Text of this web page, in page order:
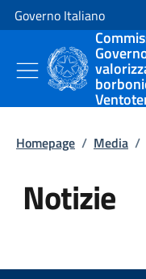
Vai al contenuto
Vai alla navigazione del sito
Governo Italiano
Homepage / Media /
Notizie
Tutti i